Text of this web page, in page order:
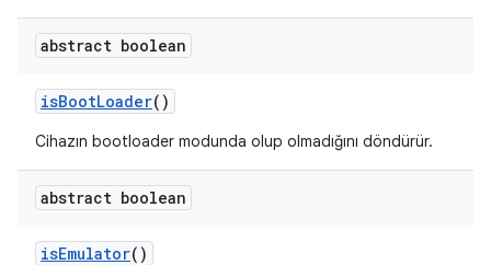
abstract boolean
isBootLoader()
Cihazın bootloader modunda olup olmadığını döndürür.
abstract boolean
isEmulator()